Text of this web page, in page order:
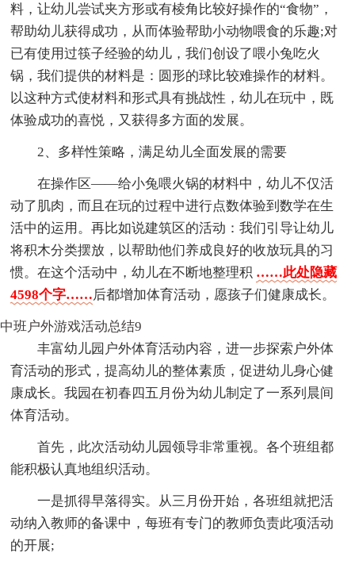
料，让幼儿尝试夹方形或有棱角比较好操作的“食物”，
帮助幼儿获得成功，从而体验帮助小动物喂食的乐趣;对
已有使用过筷子经验的幼儿，我们创设了喂小兔吃火
锅，我们提供的材料是：圆形的球比较难操作的材料。
以这种方式使材料和形式具有挑战性，幼儿在玩中，既
体验成功的喜悦，又获得多方面的发展。
2、多样性策略，满足幼儿全面发展的需要
在操作区——给小兔喂火锅的材料中，幼儿不仅活
动了肌肉，而且在玩的过程中进行点数体验到数学在生
活中的运用。再比如说建筑区的活动：我们引导让幼儿
将积木分类摆放，以帮助他们养成良好的收放玩具的习
惯。在这个活动中，幼儿在不断地整理积 ……此处隐藏
4598个字……后都增加体育活动，愿孩子们健康成长。
中班户外游戏活动总结9
丰富幼儿园户外体育活动内容，进一步探索户外体
育活动的形式，提高幼儿的整体素质，促进幼儿身心健
康成长。我园在初春四五月份为幼儿制定了一系列晨间
体育活动。
首先，此次活动幼儿园领导非常重视。各个班组都
能积极认真地组织活动。
一是抓得早落得实。从三月份开始，各班组就把活
动纳入教师的备课中，每班有专门的教师负责此项活动
的开展;